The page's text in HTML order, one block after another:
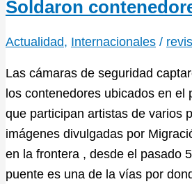
Soldaron
Actualidad, Internacionales /
Las cámaras de seguridad
los contenedores ubicados en el
que participan artistas de varios
imágenes divulgadas por
en la frontera , desde el pasado
puente es una de la vías por